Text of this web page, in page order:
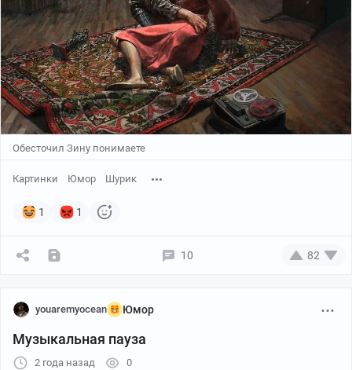
Обесточил Зину понимаете
Картинки Юмор Шурик
1 1
10 82
youaremyocean Юмор
Музыкальная пауза
2 года назад 0